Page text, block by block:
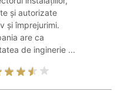
și autorizate
și împrejurimi.
are ca
de inginerie ...